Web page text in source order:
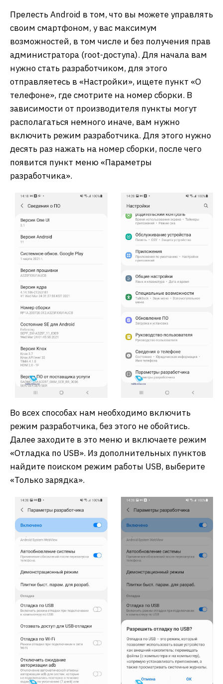
Прелесть Android в том, что вы можете управлять
своим смартфоном, у вас максимум
возможностей, в том числе и без получения прав
администратора (root-доступа). Для начала вам
нужно стать разработчиком, для этого
отправляетесь в «Настройки», ищете пункт «О
телефоне», где смотрите на номер сборки. В
зависимости от производителя пункты могут
располагаться немного иначе, вам нужно
включить режим разработчика. Для этого нужно
десять раз нажать на номер сборки, после чего
появится пункт меню «Параметры
разработчика».
Во всех способах нам необходимо включить
режим разработчика, без этого не обойтись.
Далее заходите в это меню и включаете режим
«Отладка по USB». Из дополнительных пунктов
найдите поиском режим работы USB, выберите
«Только зарядка».